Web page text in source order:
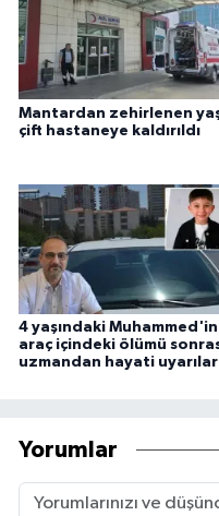
Mantardan zehirlenen
çift hastaneye kaldırıldı
4 yaşındaki Muhammed'in
araç içindeki ölümü
uzmandan hayati uyarılar
Yorumlar